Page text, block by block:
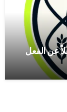
عن الفعل